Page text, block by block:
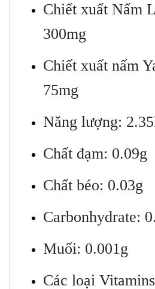
Chiết xuất Nấm
300mg
Chiết xuất nấm
75mg
Năng lượng:
Chất đạm: 0.09g
Chất béo: 0.03g
Carbonhydrate:
Muối: 0.001g
Các loại